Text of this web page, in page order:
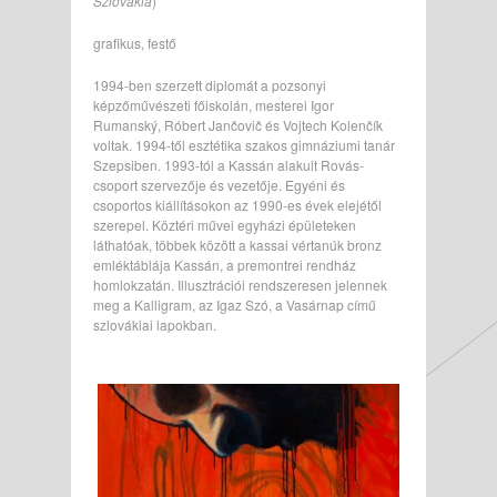
grafikus, festő
1994-ben szerzett diplomát a pozsonyi
képzőművészeti főiskolán, mesterei Igor
Rumanský, Róbert Jančovič és Vojtech Kolenčík
voltak. 1994-től esztétika szakos gimnáziumi tanár
Szepsiben. 1993-tól a Kassán alakult Rovás-
csoport szervezője és vezetője. Egyéni és
csoportos kiállításokon az 1990-es évek elejétől
szerepel. Köztéri művei egyházi épületeken
láthatóak, többek között a kassai vértanúk bronz
emléktáblája Kassán, a premontrei rendház
homlokzatán. Illusztrációi rendszeresen jelennek
meg a Kalligram, az Igaz Szó, a Vasárnap című
szlovákiai lapokban.